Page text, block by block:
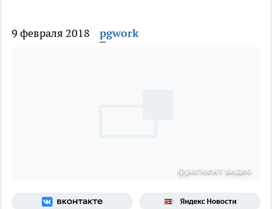
9 февраля 2018 pgwork
фрагмент видео